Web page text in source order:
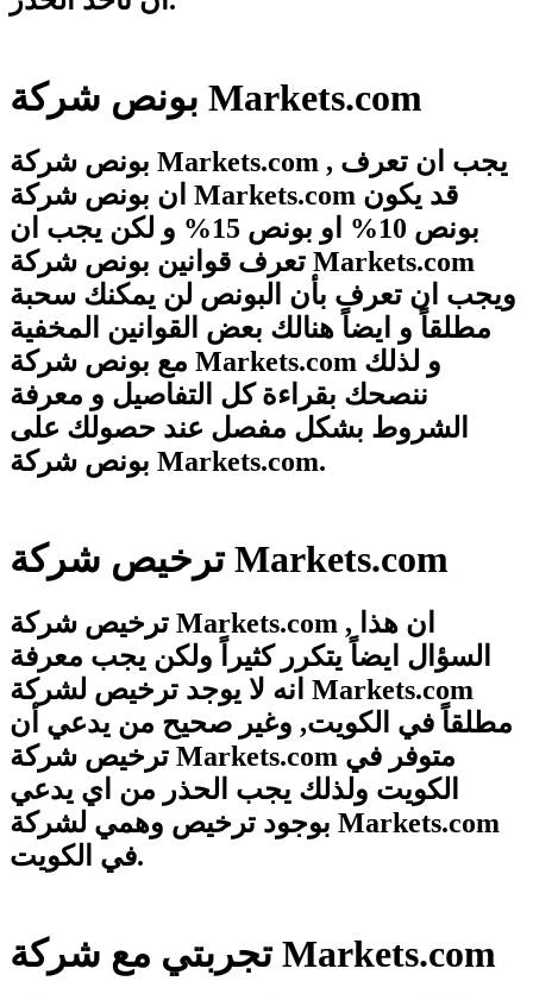
بونص شركة Markets.com
بونص شركة Markets.com , يجب ان تعرف
ان بونص شركة Markets.com قد يكون
بونص 10% او بونص 15% و لكن يجب ان
تعرف قوانين بونص شركة Markets.com
ويجب ان تعرف بأن البونص لن يمكنك سحبة
مطلقاً و ايضاً هنالك بعض القوانين المخفية
مع بونص شركة Markets.com و لذلك
ننصحك بقراءة كل التفاصيل و معرفة
الشروط بشكل مفصل عند حصولك على
بونص شركة Markets.com.
ترخيص شركة Markets.com
ترخيص شركة Markets.com , ان هذا
السؤال ايضاً يتكرر كثيراً ولكن يجب معرفة
انه لا يوجد ترخيص لشركة Markets.com
مطلقاً في الكويت, وغير صحيح من يدعي أن
ترخيص شركة Markets.com متوفر في
الكويت ولذلك يجب الحذر من اي يدعي
بوجود ترخيص وهمي لشركة Markets.com
في الكويت.
تجربتي مع شركة Markets.com